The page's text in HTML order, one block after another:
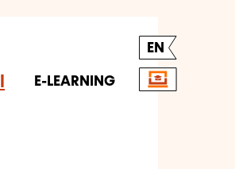
EN
E-LEARNING